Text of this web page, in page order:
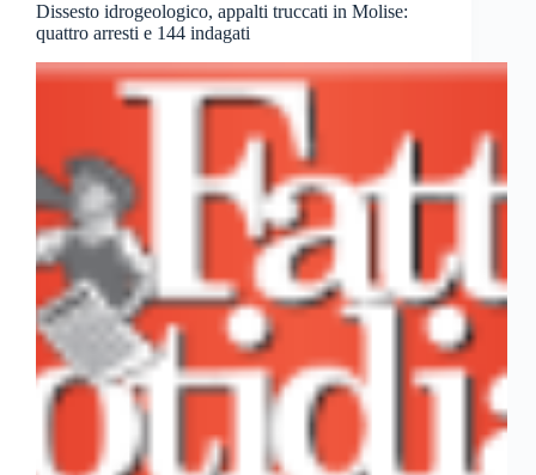
Dissesto idrogeologico, appalti truccati in Molise:
quattro arresti e 144 indagati